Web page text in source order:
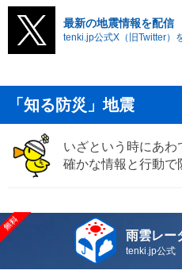
最新の地震情報を配信
tenki.jp公式X（旧Twitter）
「知る防災」地震
いざという時にあわ
確かな情報と行動で
雨雲レー
tenki.jp公式